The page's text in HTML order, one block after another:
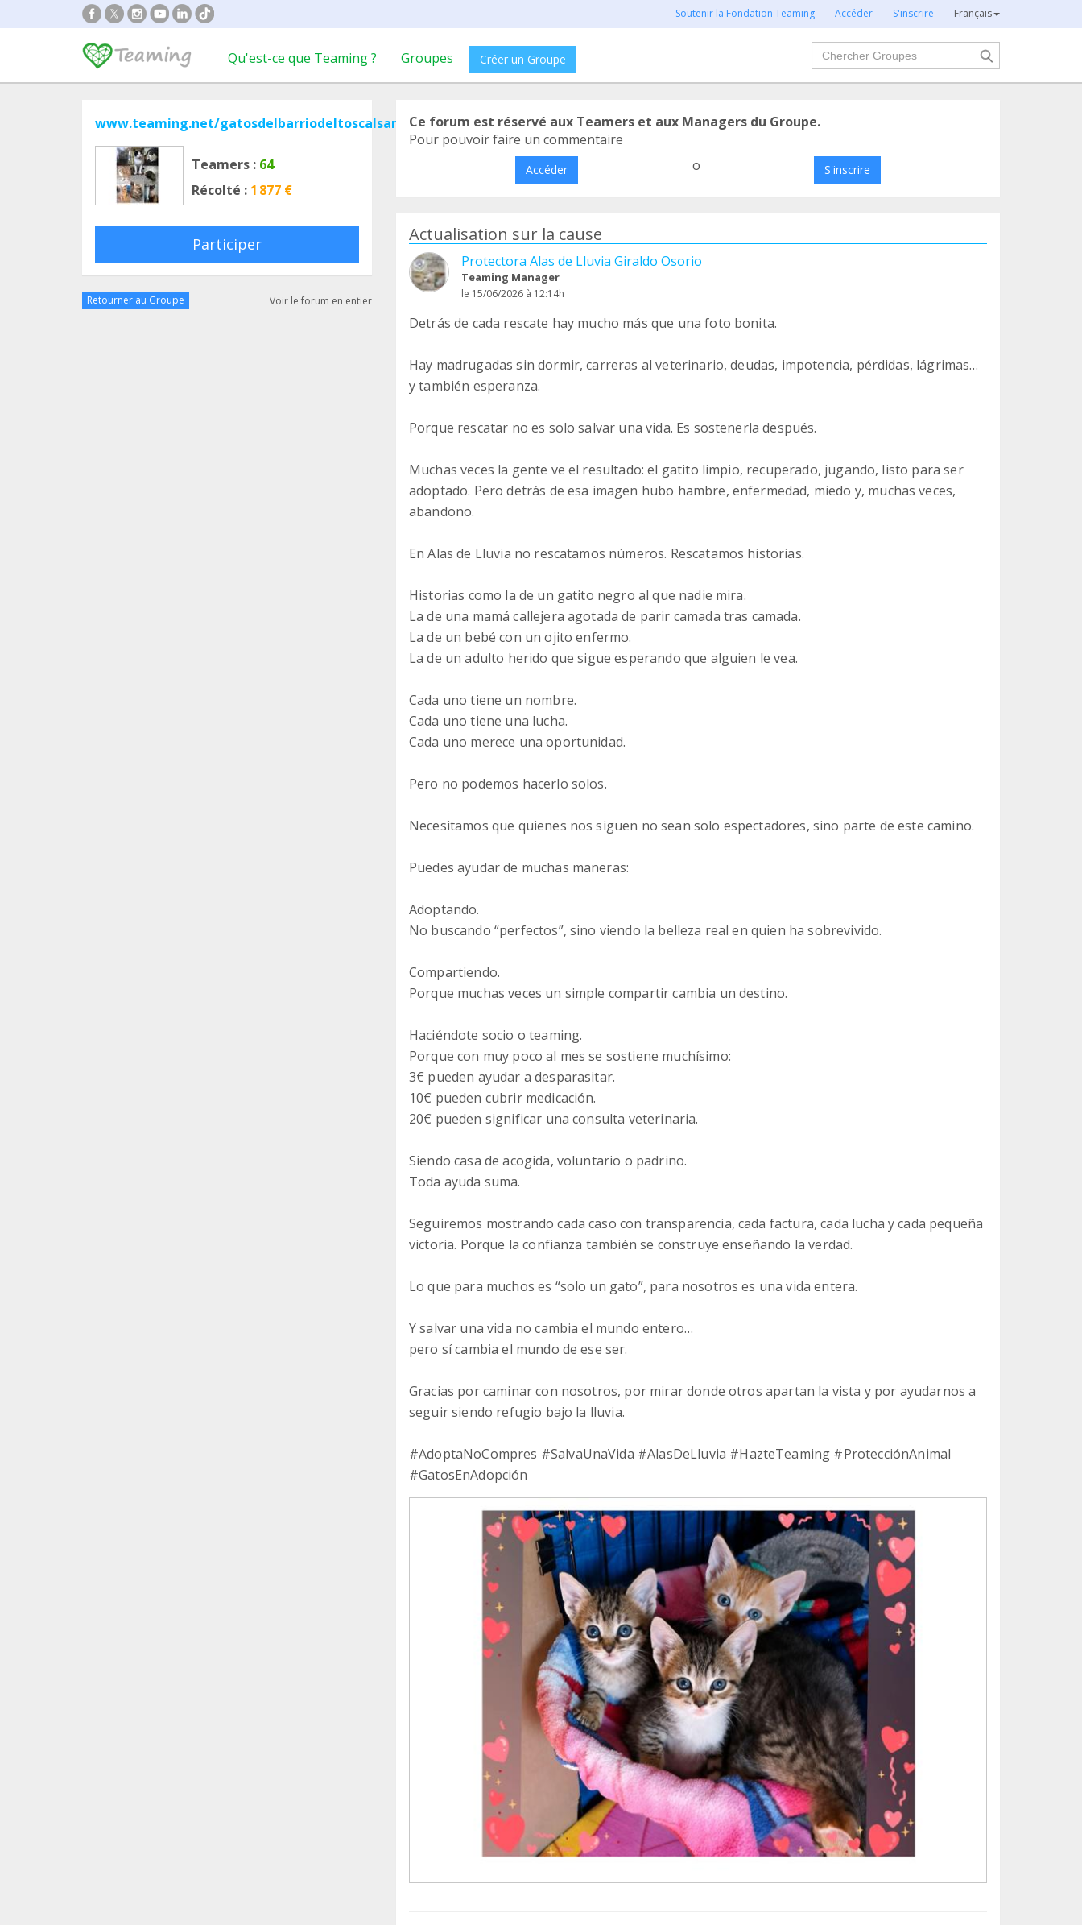
Soutenir la Fondation Teaming Accéder S'inscrire Français
Qu'est-ce que Teaming ? Groupes Créer un Groupe
Chercher
www.teaming.net/gatosdelbarriodeltoscalsantacruzdetenerife
Teamers : 64
Récolté : 1 877 €
Participer
Retourner au Groupe Voir le forum en entier
Ce forum est réservé aux Teamers et aux Managers du Groupe.
Pour pouvoir faire un commentaire
Accéder o S'inscrire
Actualisation sur la cause
Protectora Alas de Lluvia Giraldo Osorio
Teaming Manager
le 15/06/2026 à 12:14h
Detrás de cada rescate hay mucho más que una foto bonita.
Hay madrugadas sin dormir, carreras al veterinario, deudas, impotencia, pérdidas, lágrimas…
y también esperanza.
Porque rescatar no es solo salvar una vida. Es sostenerla después.
Muchas veces la gente ve el resultado: el gatito limpio, recuperado, jugando, listo para ser
adoptado. Pero detrás de esa imagen hubo hambre, enfermedad, miedo y, muchas veces,
abandono.
En Alas de Lluvia no rescatamos números. Rescatamos historias.
Historias como la de un gatito negro al que nadie mira.
La de una mamá callejera agotada de parir camada tras camada.
La de un bebé con un ojito enfermo.
La de un adulto herido que sigue esperando que alguien le vea.
Cada uno tiene un nombre.
Cada uno tiene una lucha.
Cada uno merece una oportunidad.
Pero no podemos hacerlo solos.
Necesitamos que quienes nos siguen no sean solo espectadores, sino parte de este camino.
Puedes ayudar de muchas maneras:
Adoptando.
No buscando “perfectos”, sino viendo la belleza real en quien ha sobrevivido.
Compartiendo.
Porque muchas veces un simple compartir cambia un destino.
Haciéndote socio o teaming.
Porque con muy poco al mes se sostiene muchísimo:
3€ pueden ayudar a desparasitar.
10€ pueden cubrir medicación.
20€ pueden significar una consulta veterinaria.
Siendo casa de acogida, voluntario o padrino.
Toda ayuda suma.
Seguiremos mostrando cada caso con transparencia, cada factura, cada lucha y cada pequeña
victoria. Porque la confianza también se construye enseñando la verdad.
Lo que para muchos es “solo un gato”, para nosotros es una vida entera.
Y salvar una vida no cambia el mundo entero…
pero sí cambia el mundo de ese ser.
Gracias por caminar con nosotros, por mirar donde otros apartan la vista y por ayudarnos a
seguir siendo refugio bajo la lluvia.
#AdoptaNoCompres #SalvaUnaVida #AlasDeLluvia #HazteTeaming #ProtecciónAnimal
#GatosEnAdopción